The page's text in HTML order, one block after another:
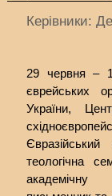
Керівники:
29 червня –
єврейських
України,
теологічна